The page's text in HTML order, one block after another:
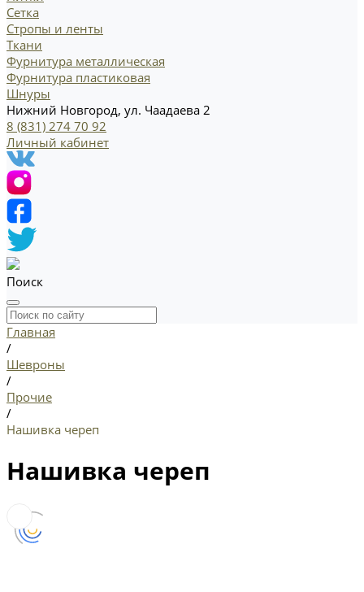
Сетка
Стропы и ленты
Ткани
Фурнитура металлическая
Фурнитура пластиковая
Шнуры
Нижний Новгород, ул. Чаадаева 2
8 (831) 274 70 92
Личный кабинет
Поиск
Главная
/
Шевроны
/
Прочие
/
Нашивка череп
Нашивка череп